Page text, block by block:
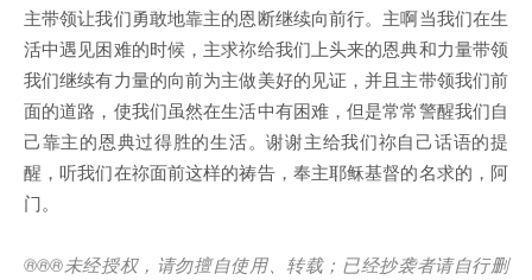
主带领让我们勇敢地靠主的恩断继续向前行。主啊当我们在生
活中遇见困难的时候，主求祢给我们上头来的恩典和力量带领
我们继续有力量的向前为主做美好的见证，并且主带领我们前
面的道路，使我们虽然在生活中有困难，但是常常警醒我们自
己靠主的恩典过得胜的生活。谢谢主给我们祢自己话语的提
醒，听我们在祢面前这样的祷告，奉主耶稣基督的名求的，阿
门。
®®®未经授权，请勿擅自使用、转载；已经抄袭者请自行删